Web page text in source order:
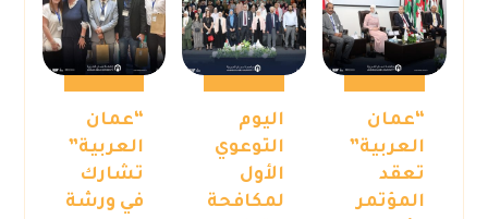
“عمان
العربية”
تعقد
المؤتمر
اليوم
التوعوي
الأول
لمكافحة
“عمان
العربية”
تشارك
في ورشة